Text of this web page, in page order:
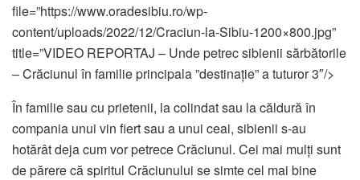
file=”https://www.oradesibiu.ro/wp-
content/uploads/2022/12/Craciun-la-Sibiu-1200×800.jpg”
title=”VIDEO REPORTAJ – Unde petrec sibienii sărbătorile
– Crăciunul în familie principala ”destinație” a tuturor 3″/>
În familie sau cu prietenii, la colindat sau la căldură în
compania unui vin fiert sau a unui ceai, sibienii s-au
hotărât deja cum vor petrece Crăciunul. Cei mai mulți sunt
de părere că spiritul Crăciunului se simte cel mai bine